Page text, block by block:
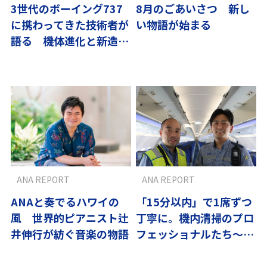
3世代のボーイング737
に携わってきた技術者が
語る 機体進化と新造機
8月のごあいさつ 新し
い物語が始まる
ANAと奏でるハワイの
風 世界的ピアニスト辻
井伸行が紡ぐ音楽の物語
ANA REPORT
「15分以内」で1席ずつ
丁寧に。機内清掃のプロ
フェッショナルたち～翼
ANA REPORT